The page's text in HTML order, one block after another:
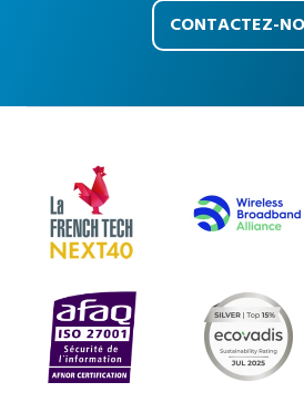
CONTACTEZ-